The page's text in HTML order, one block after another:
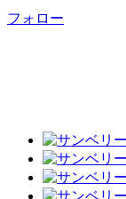
フォロー